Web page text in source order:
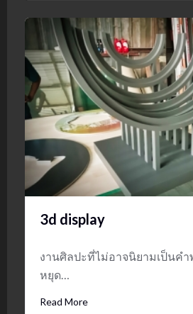
3d display
งานศิลปะที่ไม่อาจนิยามเป็นค
หยุด…
Read More